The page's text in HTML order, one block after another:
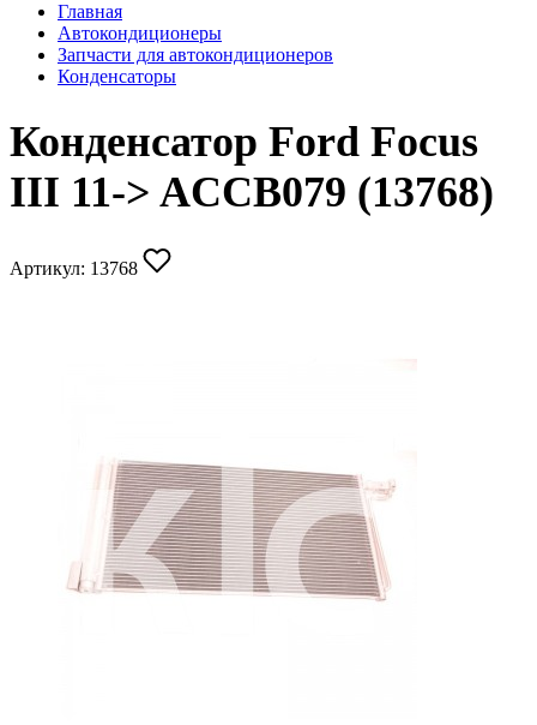
Главная
Автокондиционеры
Запчасти для автокондиционеров
Конденсаторы
Конденсатор Ford Focus
III 11-> ACCB079 (13768)
Артикул: 13768